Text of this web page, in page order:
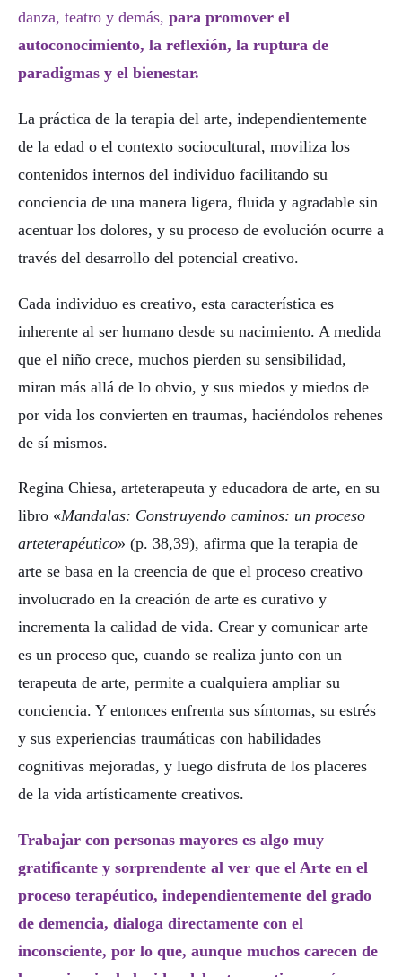
danza, teatro y demás, para promover el
autoconocimiento, la reflexión, la ruptura de
paradigmas y el bienestar.
La práctica de la terapia del arte, independientemente
de la edad o el contexto sociocultural, moviliza los
contenidos internos del individuo facilitando su
conciencia de una manera ligera, fluida y agradable sin
acentuar los dolores, y su proceso de evolución ocurre a
través del desarrollo del potencial creativo.
Cada individuo es creativo, esta característica es
inherente al ser humano desde su nacimiento. A medida
que el niño crece, muchos pierden su sensibilidad,
miran más allá de lo obvio, y sus miedos y miedos de
por vida los convierten en traumas, haciéndolos rehenes
de sí mismos.
Regina Chiesa, arteterapeuta y educadora de arte, en su
libro «Mandalas: Construyendo caminos: un proceso
arteterapéutico» (p. 38,39), afirma que la terapia de
arte se basa en la creencia de que el proceso creativo
involucrado en la creación de arte es curativo y
incrementa la calidad de vida. Crear y comunicar arte
es un proceso que, cuando se realiza junto con un
terapeuta de arte, permite a cualquiera ampliar su
conciencia. Y entonces enfrenta sus síntomas, su estrés
y sus experiencias traumáticas con habilidades
cognitivas mejoradas, y luego disfruta de los placeres
de la vida artísticamente creativos.
Trabajar con personas mayores es algo muy
gratificante y sorprendente al ver que el Arte en el
proceso terapéutico, independientemente del grado
de demencia, dialoga directamente con el
inconsciente, por lo que, aunque muchos carecen de